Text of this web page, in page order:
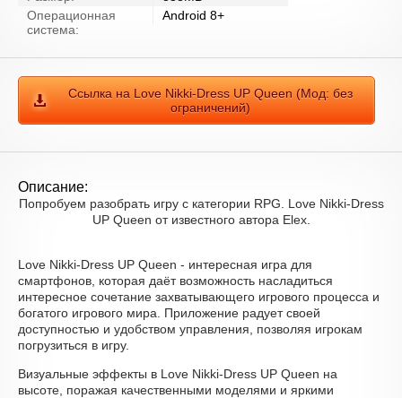
Операционная
система:
Android 8+
Ссылка на Love Nikki-Dress UP Queen (Мод: без
ограничений)
Описание:
Попробуем разобрать игру с категории RPG. Love Nikki-Dress
UP Queen от известного автора Elex.
Love Nikki-Dress UP Queen - интересная игра для
смартфонов, которая даёт возможность насладиться
интересное сочетание захватывающего игрового процесса и
богатого игрового мира. Приложение радует своей
доступностью и удобством управления, позволяя игрокам
погрузиться в игру.
Визуальные эффекты в Love Nikki-Dress UP Queen на
высоте, поражая качественными моделями и яркими